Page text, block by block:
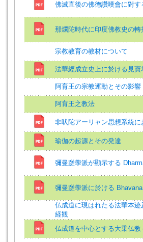
佛滅直後の佛德讚嘆會に對す
那爛陀時代に印度佛教史の
宗教教育の教材について
法華經成立史上に於ける見寶
阿育王の宗教運動とその影響
阿育王之教法
非吠陀アーリャン思想系統
瑜伽の起源とその発達
彌曼蹉學派が顯示する
彌曼蹉學派に於ける
仏成道に現はれたる法華本
経観
仏成道を中心とする大乗仏教